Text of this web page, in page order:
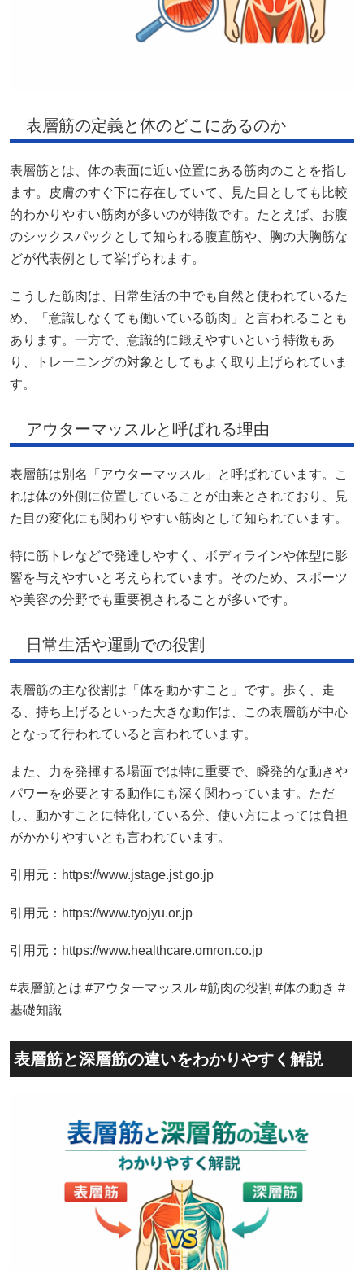
表層筋の定義と体のどこにあるのか
表層筋とは、体の表面に近い位置にある筋肉のことを指し
ます。皮膚のすぐ下に存在していて、見た目としても比較
的わかりやすい筋肉が多いのが特徴です。たとえば、お腹
のシックスパックとして知られる腹直筋や、胸の大胸筋な
どが代表例として挙げられます。
こうした筋肉は、日常生活の中でも自然と使われているた
め、「意識しなくても働いている筋肉」と言われることも
あります。一方で、意識的に鍛えやすいという特徴もあ
り、トレーニングの対象としてもよく取り上げられていま
す。
アウターマッスルと呼ばれる理由
表層筋は別名「アウターマッスル」と呼ばれています。こ
れは体の外側に位置していることが由来とされており、見
た目の変化にも関わりやすい筋肉として知られています。
特に筋トレなどで発達しやすく、ボディラインや体型に影
響を与えやすいと考えられています。そのため、スポーツ
や美容の分野でも重要視されることが多いです。
日常生活や運動での役割
表層筋の主な役割は「体を動かすこと」です。歩く、走
る、持ち上げるといった大きな動作は、この表層筋が中心
となって行われていると言われています。
また、力を発揮する場面では特に重要で、瞬発的な動きや
パワーを必要とする動作にも深く関わっています。ただ
し、動かすことに特化している分、使い方によっては負担
がかかりやすいとも言われています。
引用元：https://www.jstage.jst.go.jp
引用元：https://www.tyojyu.or.jp
引用元：https://www.healthcare.omron.co.jp
#表層筋とは #アウターマッスル #筋肉の役割 #体の動き #
基礎知識
表層筋と深層筋の違いをわかりやすく解説